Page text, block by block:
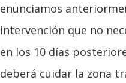
enunciamos
intervención que no
en los 10 días
deberá cuidar la zona